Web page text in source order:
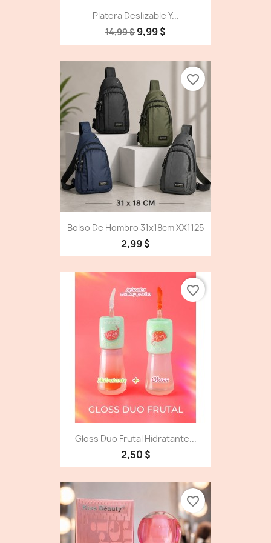
Platera Deslizable Y...
14,99 $ 9,99 $
Bolso De Hombro 31x18cm XX1125
2,99 $
favorite_border
Gloss Duo Frutal Hidratante...
2,50 $
favorite_border
favorite_border